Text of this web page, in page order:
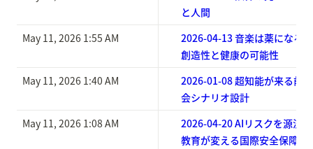
と人間
May 11, 2026 1:55 AM
2026-04-13 音楽は薬になる
創造性と健康の可能性
May 11, 2026 1:40 AM
2026-01-08 超知能が来る前
会シナリオ設計
May 11, 2026 1:08 AM
2026-04-20 AIリスクを源流
教育が変える国際安全保障の